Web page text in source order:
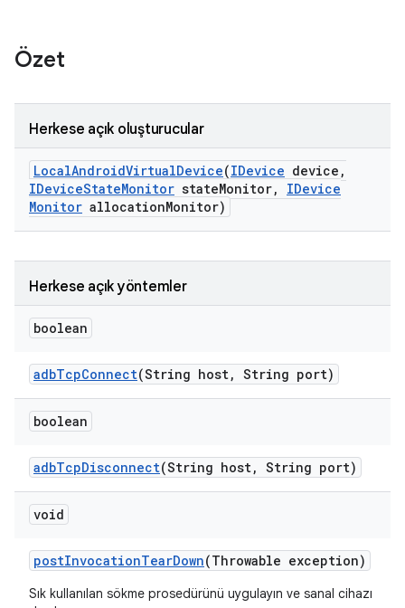
Özet
Herkese açık oluşturucular
LocalAndroidVirtualDevice(IDevice device ,
IDeviceStateMonitor stateMonitor,
IDevice
Monitor allocationMonitor)
Herkese açık yöntemler
boolean
adbTcpConnect(String host, String port)
boolean
adbTcpDisconnect(String host, String port)
void
postInvocationTearDown(Throwable exception)
Sık kullanılan sökme prosedürünü uygulayın ve sanal cihazı